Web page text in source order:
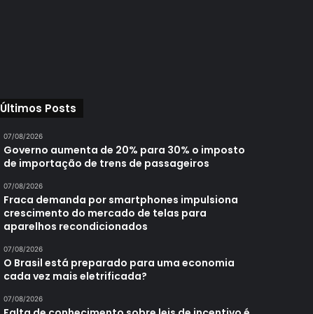
Últimos Posts
07/08/2026
Governo aumenta de 20% para 30% o imposto
de importação de trens de passageiros
07/08/2026
Fraca demanda por smartphones impulsiona
crescimento do mercado de telas para
aparelhos recondicionados
07/08/2026
O Brasil está preparado para uma economia
cada vez mais eletrificada?
07/08/2026